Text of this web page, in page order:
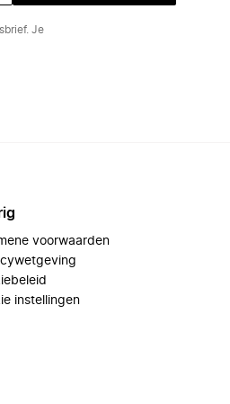
Je
voorwaarden
instellingen